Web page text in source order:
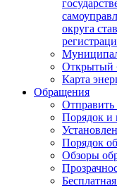
округа
Открытый
Карта
Обращения
Порядок и
Порядок
Обзоры